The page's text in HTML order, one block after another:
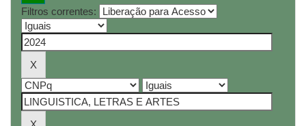
Filtros correntes: